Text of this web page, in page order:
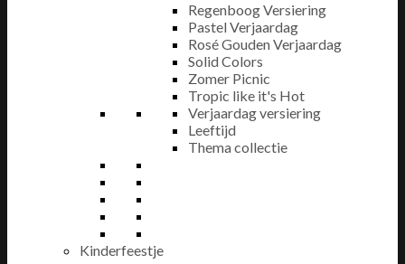
Regenboog Versiering
Pastel Verjaardag
Rosé Gouden Verjaardag
Solid Colors
Zomer Picnic
Tropic like it's Hot
Verjaardag versiering
Leeftijd
Thema collectie
Kinderfeestje